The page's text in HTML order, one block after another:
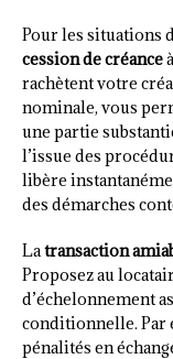
Pour les situations
cession de créance
rachètent votre
nominale, vous
une partie
l’issue des
libère
des démarches
Latransaction
Proposez au
d’échelonnement
conditionnelle. Par
pénalités en